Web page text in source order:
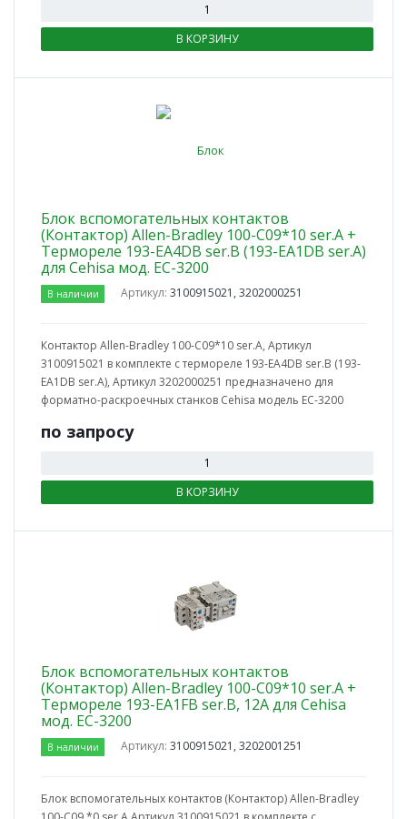
В КОРЗИНУ
Блок вспомогательных контактов
(Контактор) Allen-Bradley 100-C09*10 ser.A +
Термореле 193-EA4DB ser.B (193-EA1DB ser.A)
для Cehisa мод. EC-3200
В наличии Артикул:3100915021, 3202000251
Контактор Allen-Bradley 100-C09*10 ser.A, Артикул
3100915021 в комплекте с термореле 193-EA4DB ser.B (193-
EA1DB ser.A), Артикул 3202000251 предназначено для
форматно-раскроечных станков Cehisa модель EC-3200
по запросу
В КОРЗИНУ
Блок вспомогательных контактов
(Контактор) Allen-Bradley 100-С09*10 ser.A +
Термореле 193-EA1FB ser.B, 12A для Cehisa
мод. EC-3200
В наличии Артикул:3100915021, 3202001251
Блок вспомогательных контактов (Контактор) Allen-Bradley